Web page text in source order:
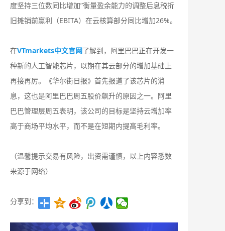
度坚持三位数同比增加”衡量盈余能力的调整后息税折
旧摊销前赢利（EBITA）在云核算部分同比增加26%。
在VTmarkets中文官网了解到，阿里巴巴正在开发一
种新的人工智能芯片，以期在其云部分的增加基础上
再接再厉。《华尔街日报》首先报道了该芯片的消
息，这也是阿里巴巴周五股价飙升的原因之一。阿里
巴巴管理层周五表明，该公司的目标是坚持云增加率
高于商场平均水平，而不是在短期内提高毛利率。
（温馨提示交易有风险，出资需谨慎，以上内容悉数
来源于网络）
分享到：